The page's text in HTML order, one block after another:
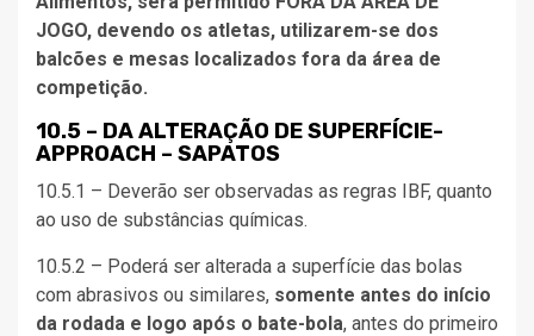
JOGO, devendo os atletas, utilizarem-se dos
balcões e mesas localizados fora da área de
competição.
10.5 – DA ALTERAÇÃO DE SUPERFÍCIE-
APPROACH – SAPATOS
10.5.1 – Deverão ser observadas as regras IBF, quanto
ao uso de substâncias químicas.
10.5.2 – Poderá ser alterada a superfície das bolas
com abrasivos ou similares, somente antes do início
da rodada e logo após o bate-bola, antes do primeiro